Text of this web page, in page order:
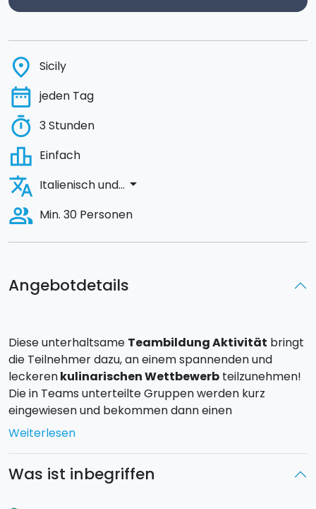
Angebotdetails
Diese unterhaltsame Teambildung Aktivität bringt
die Teilnehmer dazu, an einem spannenden und
leckerenkulinarischen Wettbewerb teilzunehmen!
Die in Teams unterteilte Gruppen werden kurz
eingewiesen und bekommen dann einen
Holzkohlegrill sowie alle notwendigen Zutaten,
Die Herausforderung?In kürzester Zeit eine
Weiterlesen
Was ist inbegriffen
place Sicily
date_range jeden Tag
timer 3 Stunden
leaderboard Einfach
translate Italienisch und... arrow_drop_down
people_alt Min. 30 Personen